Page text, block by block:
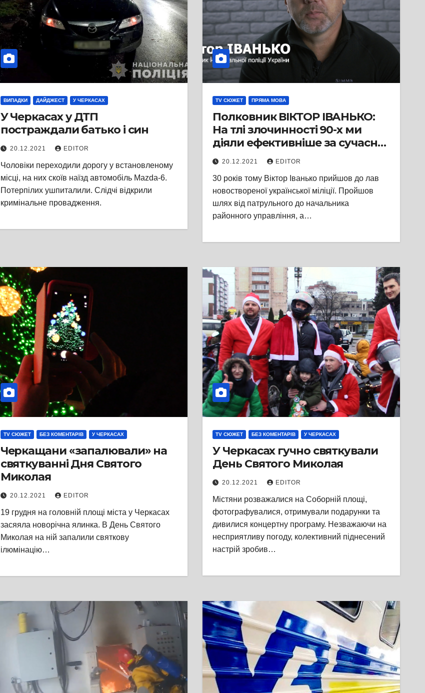
ВИПАДКИ ДАЙДЖЕСТ У ЧЕРКАСАХ
У Черкасах у ДТП
постраждали батько і син
20.12.2021 EDITOR
Чоловіки переходили дорогу у встановленому
місці, на них скоїв наїзд автомобіль Mazda-6.
Потерпілих ушпиталили. Слідчі відкрили
кримінальне провадження.
TV СЮЖЕТ ПРЯМА МОВА
Полковник ВІКТОР ІВАНЬКО:
На тлі злочинності 90-х ми
діяли ефективніше за сучасну
поліцію
20.12.2021 EDITOR
30 років тому Віктор Іванько прийшов до лав
новоствореної української міліції. Пройшов
шлях від патрульного до начальника
районного управління, а…
TV СЮЖЕТ БЕЗ КОМЕНТАРІВ У ЧЕРКАСАХ
Черкащани «запалювали» на
святкуванні Дня Святого
Миколая
20.12.2021 EDITOR
19 грудня на головній площі міста у Черкасах
засяяла новорічна ялинка. В День Святого
Миколая на ній запалили святкову
ілюмінацію…
TV СЮЖЕТ БЕЗ КОМЕНТАРІВ У ЧЕРКАСАХ
У Черкасах гучно святкували
День Святого Миколая
20.12.2021 EDITOR
Містяни розважалися на Соборній площі,
фотографувалися, отримували подарунки та
дивилися концертну програму. Незважаючи на
несприятливу погоду, колективний піднесений
настрій зробив…